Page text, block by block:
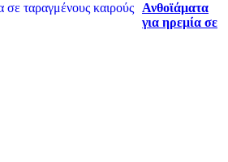
Ανθοϊάματα
για ηρεμία σε